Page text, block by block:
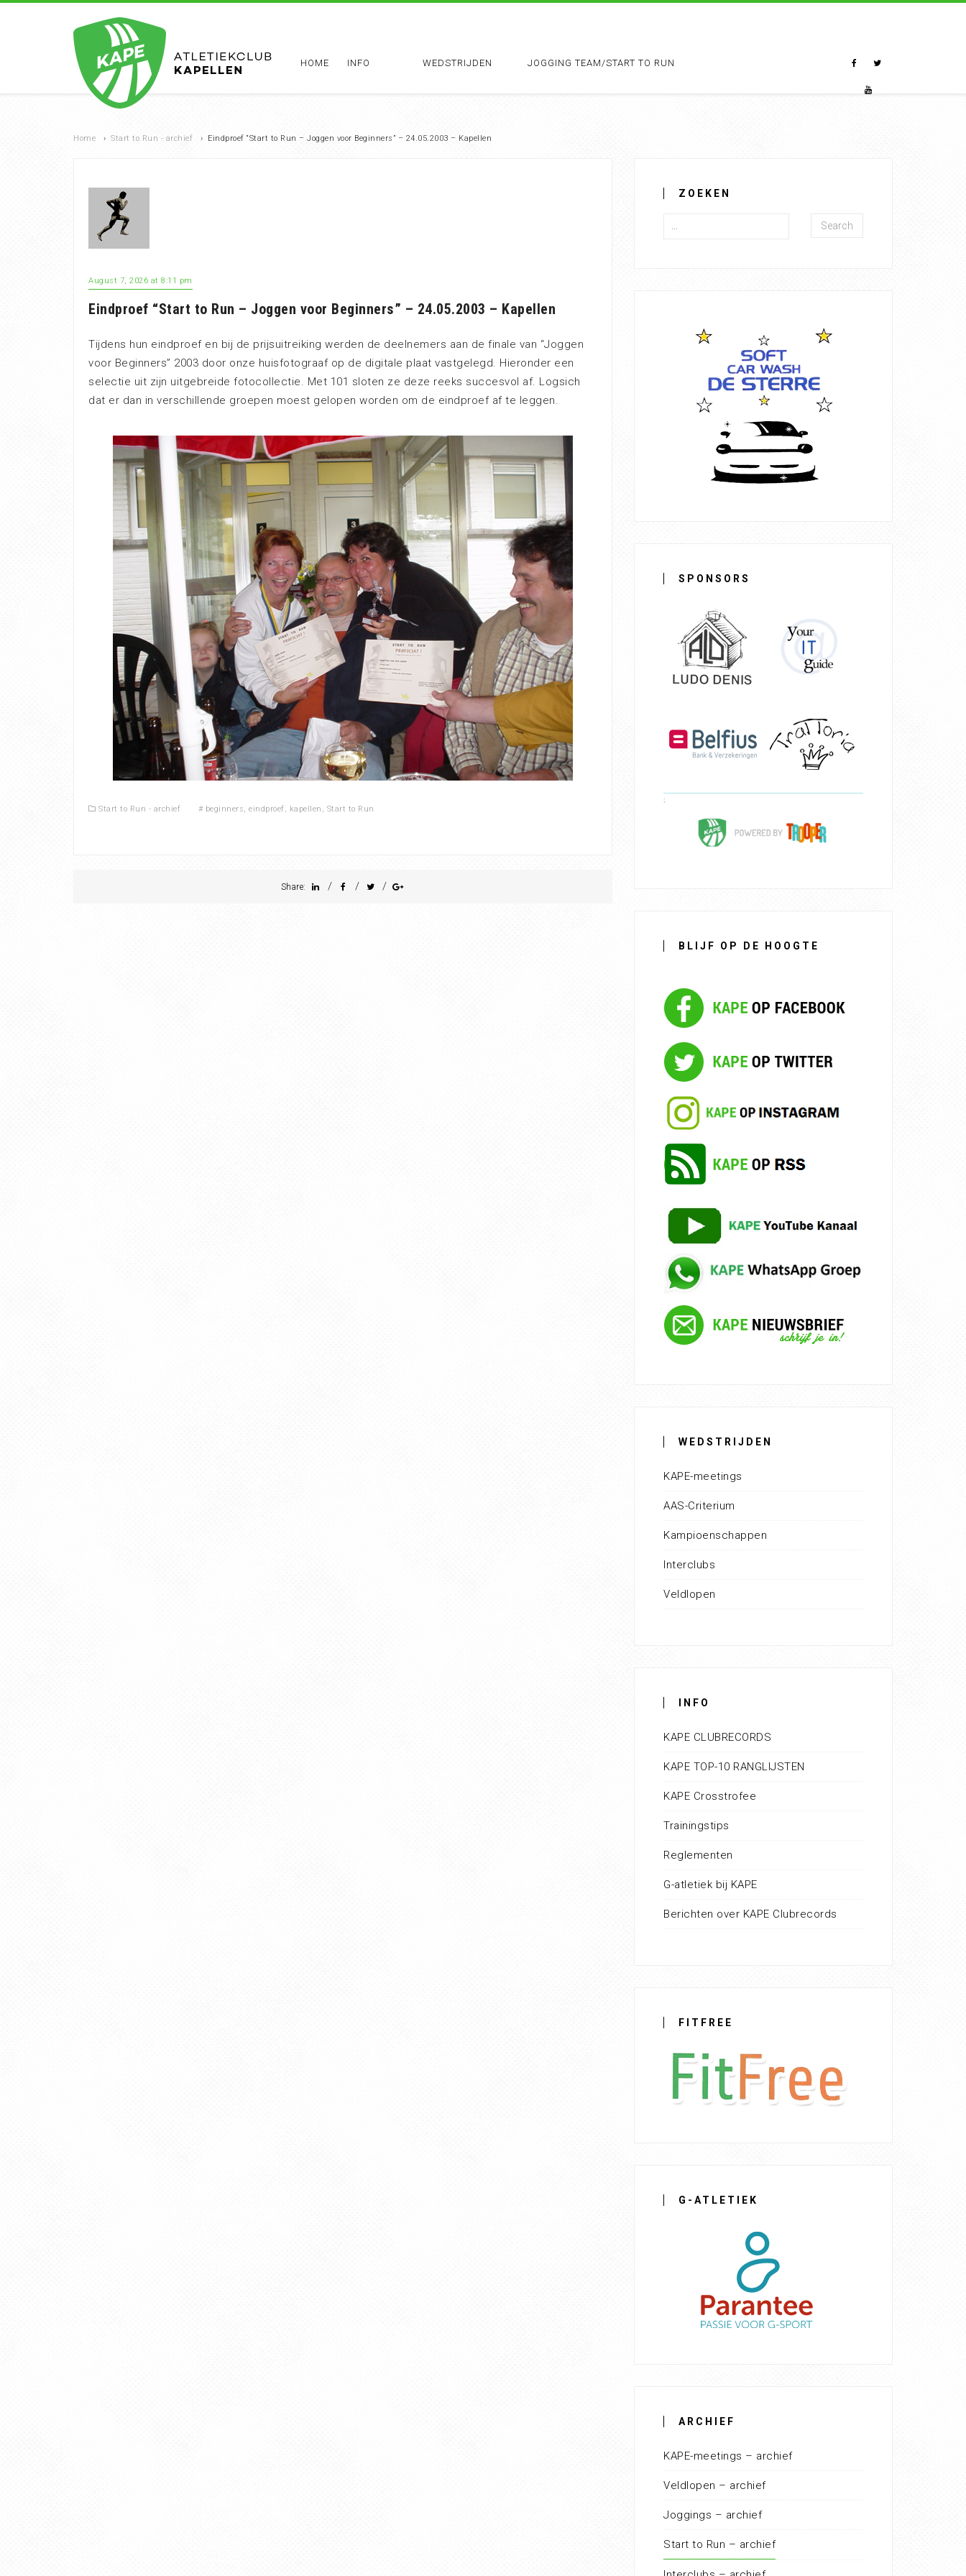
HOME INFO WEDSTRIJDEN JOGGING TEAM/START TO RUN
Home › Start to Run - archief › Eindproef “Start to Run – Joggen voor Beginners” – 24.05.2003 – Kapellen
August 7, 2026 at 8:11 pm
Eindproef “Start to Run – Joggen voor Beginners” – 24.05.2003 – Kapellen
Tijdens hun eindproef en bij de prijsuitreiking werden de deelnemers aan de finale van “Joggen
voor Beginners” 2003 door onze huisfotograaf op de digitale plaat vastgelegd. Hieronder een
selectie uit zijn uitgebreide fotocollectie. Met 101 sloten ze deze reeks succesvol af. Logsich
dat er dan in verschillende groepen moest gelopen worden om de eindproef af te leggen.
Start to Run - archief # beginners, eindproef, kapellen , Start to Run
Share: / / /
ZOEKEN
Search
SPONSORS
BLIJF OP DE HOOGTE
WEDSTRIJDEN
KAPE-meetings
AAS-Criterium
Kampioenschappen
Interclubs
Veldlopen
INFO
KAPE CLUBRECORDS
KAPE TOP-10 RANGLIJSTEN
KAPE Crosstrofee
Trainingstips
Reglementen
G-atletiek bij KAPE
Berichten over KAPE Clubrecords
FITFREE
G-ATLETIEK
ARCHIEF
KAPE-meetings – archief
Veldlopen – archief
Joggings – archief
Start to Run – archief